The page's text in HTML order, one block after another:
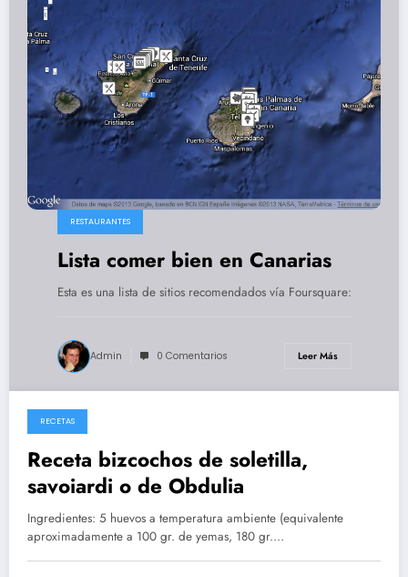
RESTAURANTES
Lista comer bien en Canarias
Esta es una lista de sitios recomendados vía Foursquare:
Admin 0 Comentarios Leer Más
26/05/2026
RECETAS
Receta bizcochos de soletilla,
savoiardi o de Obdulia
Ingredientes: 5 huevos a temperatura ambiente (equivalente
aproximadamente a 100 gr. de yemas, 180 gr.…